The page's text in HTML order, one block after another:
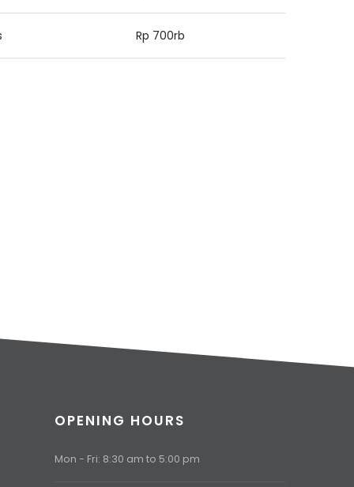
Rp 700rb
OPENING HOURS
Mon - Fri: 8:30 am to 5:00 pm